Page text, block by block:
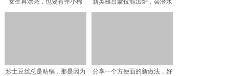
女生再漂亮，也要有件小棉
新英雄吕蒙技能出炉，会潜水
炒土豆丝总是粘锅，那是因为
分享一个方便面的新做法，好